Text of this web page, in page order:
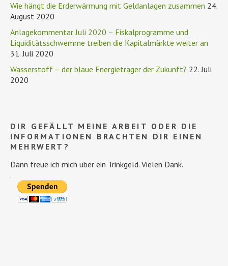
Wie hängt die Erderwärmung mit Geldanlagen zusammen 24.
August 2020
Anlagekommentar Juli 2020 – Fiskalprogramme und
Liquiditätsschwemme treiben die Kapitalmärkte weiter an
31. Juli 2020
Wasserstoff – der blaue Energieträger der Zukunft? 22. Juli
2020
DIR GEFÄLLT MEINE ARBEIT ODER DIE
INFORMATIONEN BRACHTEN DIR EINEN
MEHRWERT?
Dann freue ich mich über ein Trinkgeld. Vielen Dank.
.